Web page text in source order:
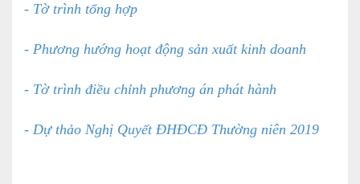
- Tờ trình tổng hợp
- Phương hướng hoạt động sản xuất kinh doanh
- Tờ trình điều chỉnh phương án phát hành
- Dự thảo Nghị Quyết ĐHĐCĐ Thường niên 2019